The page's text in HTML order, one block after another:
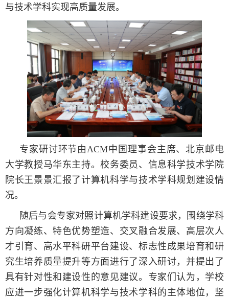
与技术学科实现高质量发展。
专家研讨环节由ACM中国理事会主席、北京邮电
大学教授马华东主持。校务委员、信息科学技术学院
院长王景景汇报了计算机科学与技术学科规划建设情
况。
随后与会专家对照计算机学科建设要求，围绕学科
方向凝练、特色优势塑造、交叉融合发展、高层次人
才引育、高水平科研平台建设、标志性成果培育和研
究生培养质量提升等方面进行了深入研讨，并提出了
具有针对性和建设性的意见建议。专家们认为，学校
应进一步强化计算机科学与技术学科的主体地位，坚